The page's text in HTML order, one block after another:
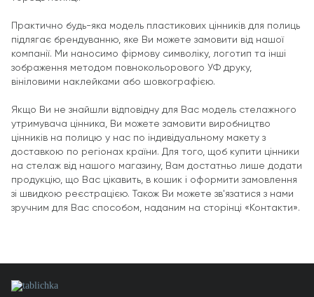
Практично будь-яка модель пластикових цінників для полиць
підлягає брендуванню, яке Ви можете замовити від нашої
компанії. Ми наносимо фірмову символіку, логотип та інші
зображення методом повнокольорового УФ друку,
вініловими наклейками або шовкографією.
Якщо Ви не знайшли відповідну для Вас модель стелажного
утримувача цінника, Ви можете замовити виробництво
цінників на полицю у нас по індивідуальному макету з
доставкою по регіонах країни. Для того, щоб купити цінники
на стелаж від нашого магазину, Вам достатньо лише додати
продукцію, що Вас цікавить, в кошик і оформити замовлення
зі швидкою реєстрацією. Також Ви можете зв'язатися з нами
зручним для Вас способом, наданим на сторінці «Контакти».